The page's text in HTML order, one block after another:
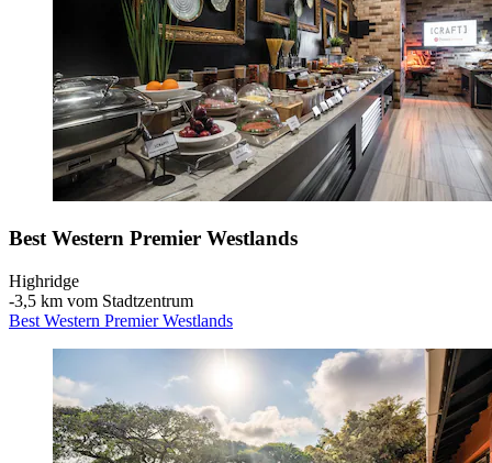
Best Western Premier Westlands
Highridge
‐3,5 km vom Stadtzentrum
Best Western Premier Westlands